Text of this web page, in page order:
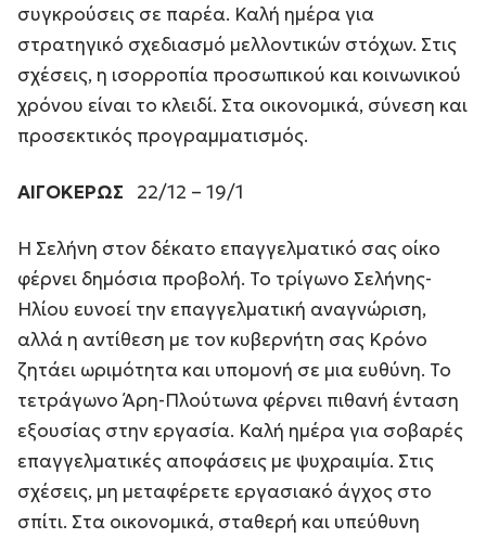
συγκρούσεις σε παρέα. Καλή ημέρα για
στρατηγικό σχεδιασμό μελλοντικών στόχων. Στις
σχέσεις, η ισορροπία προσωπικού και κοινωνικού
χρόνου είναι το κλειδί. Στα οικονομικά, σύνεση και
προσεκτικός προγραμματισμός.
ΑΙΓΟΚΕΡΩΣ 22/12 – 19/1
Η Σελήνη στον δέκατο επαγγελματικό σας οίκο
φέρνει δημόσια προβολή. Το τρίγωνο Σελήνης-
Ηλίου ευνοεί την επαγγελματική αναγνώριση,
αλλά η αντίθεση με τον κυβερνήτη σας Κρόνο
ζητάει ωριμότητα και υπομονή σε μια ευθύνη. Το
τετράγωνο Άρη-Πλούτωνα φέρνει πιθανή ένταση
εξουσίας στην εργασία. Καλή ημέρα για σοβαρές
επαγγελματικές αποφάσεις με ψυχραιμία. Στις
σχέσεις, μη μεταφέρετε εργασιακό άγχος στο
σπίτι. Στα οικονομικά, σταθερή και υπεύθυνη